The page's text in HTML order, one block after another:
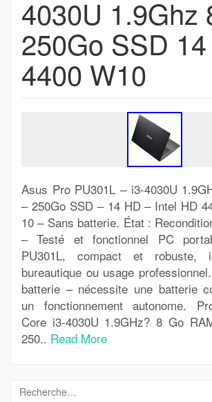
4030U 1.9Ghz
250Go SSD
4400 W10
Asus Pro PU301L – i3-4030U
– 250Go SSD – 14 HD – Intel HD
10 – Sans batterie. État :
– Testé et fonctionnel PC
PU301L, compact et robuste,
bureautique ou usage
batterie – nécessite une batterie
un fonctionnement autonome.
Core i3-4030U 1.9GHz? 8 Go
250.. Read More